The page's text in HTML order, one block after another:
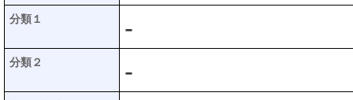
分類１ -
分類２ -